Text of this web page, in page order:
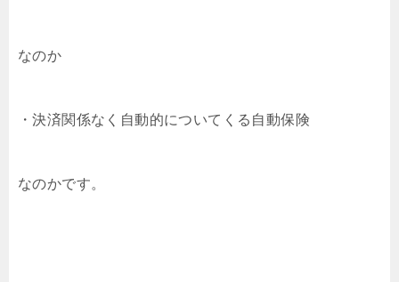
なのか
・決済関係なく自動的についてくる自動保険
なのかです。